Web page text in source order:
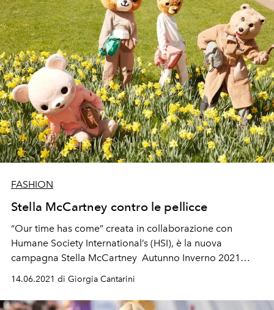
FASHION
Stella McCartney contro le pellicce
“Our time has come” creata in collaborazione con
Humane Society International’s (HSI), è la nuova
campagna Stella McCartney Autunno Inverno 2021
14.06.2021 di Giorgia Cantarini